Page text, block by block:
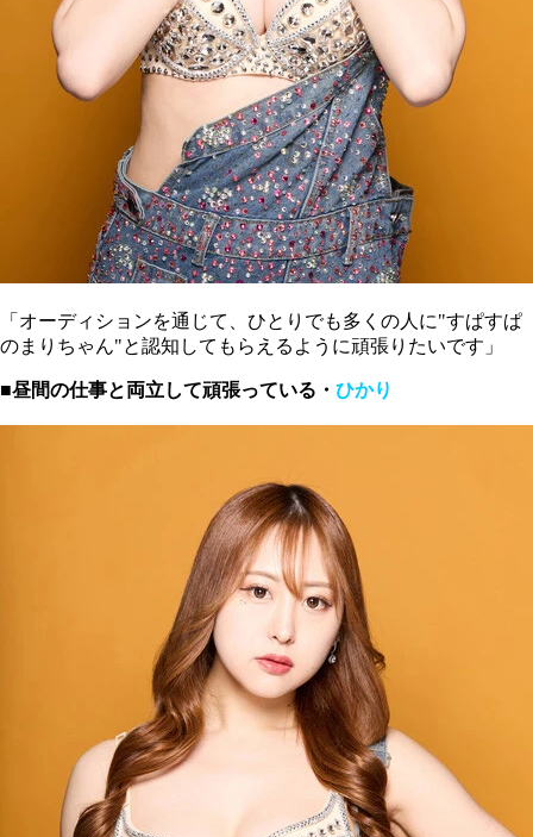
「オーディションを通じて、ひとりでも多くの人に"すぱすぱ
のまりちゃん"と認知してもらえるように頑張りたいです」
■昼間の仕事と両立して頑張っている・ ひかり